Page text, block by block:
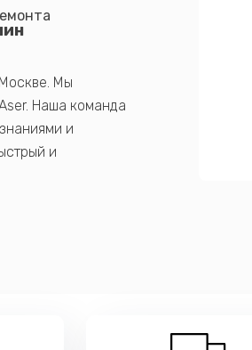
Мы
Наша команда
и
и
а также
их
ремонт уже